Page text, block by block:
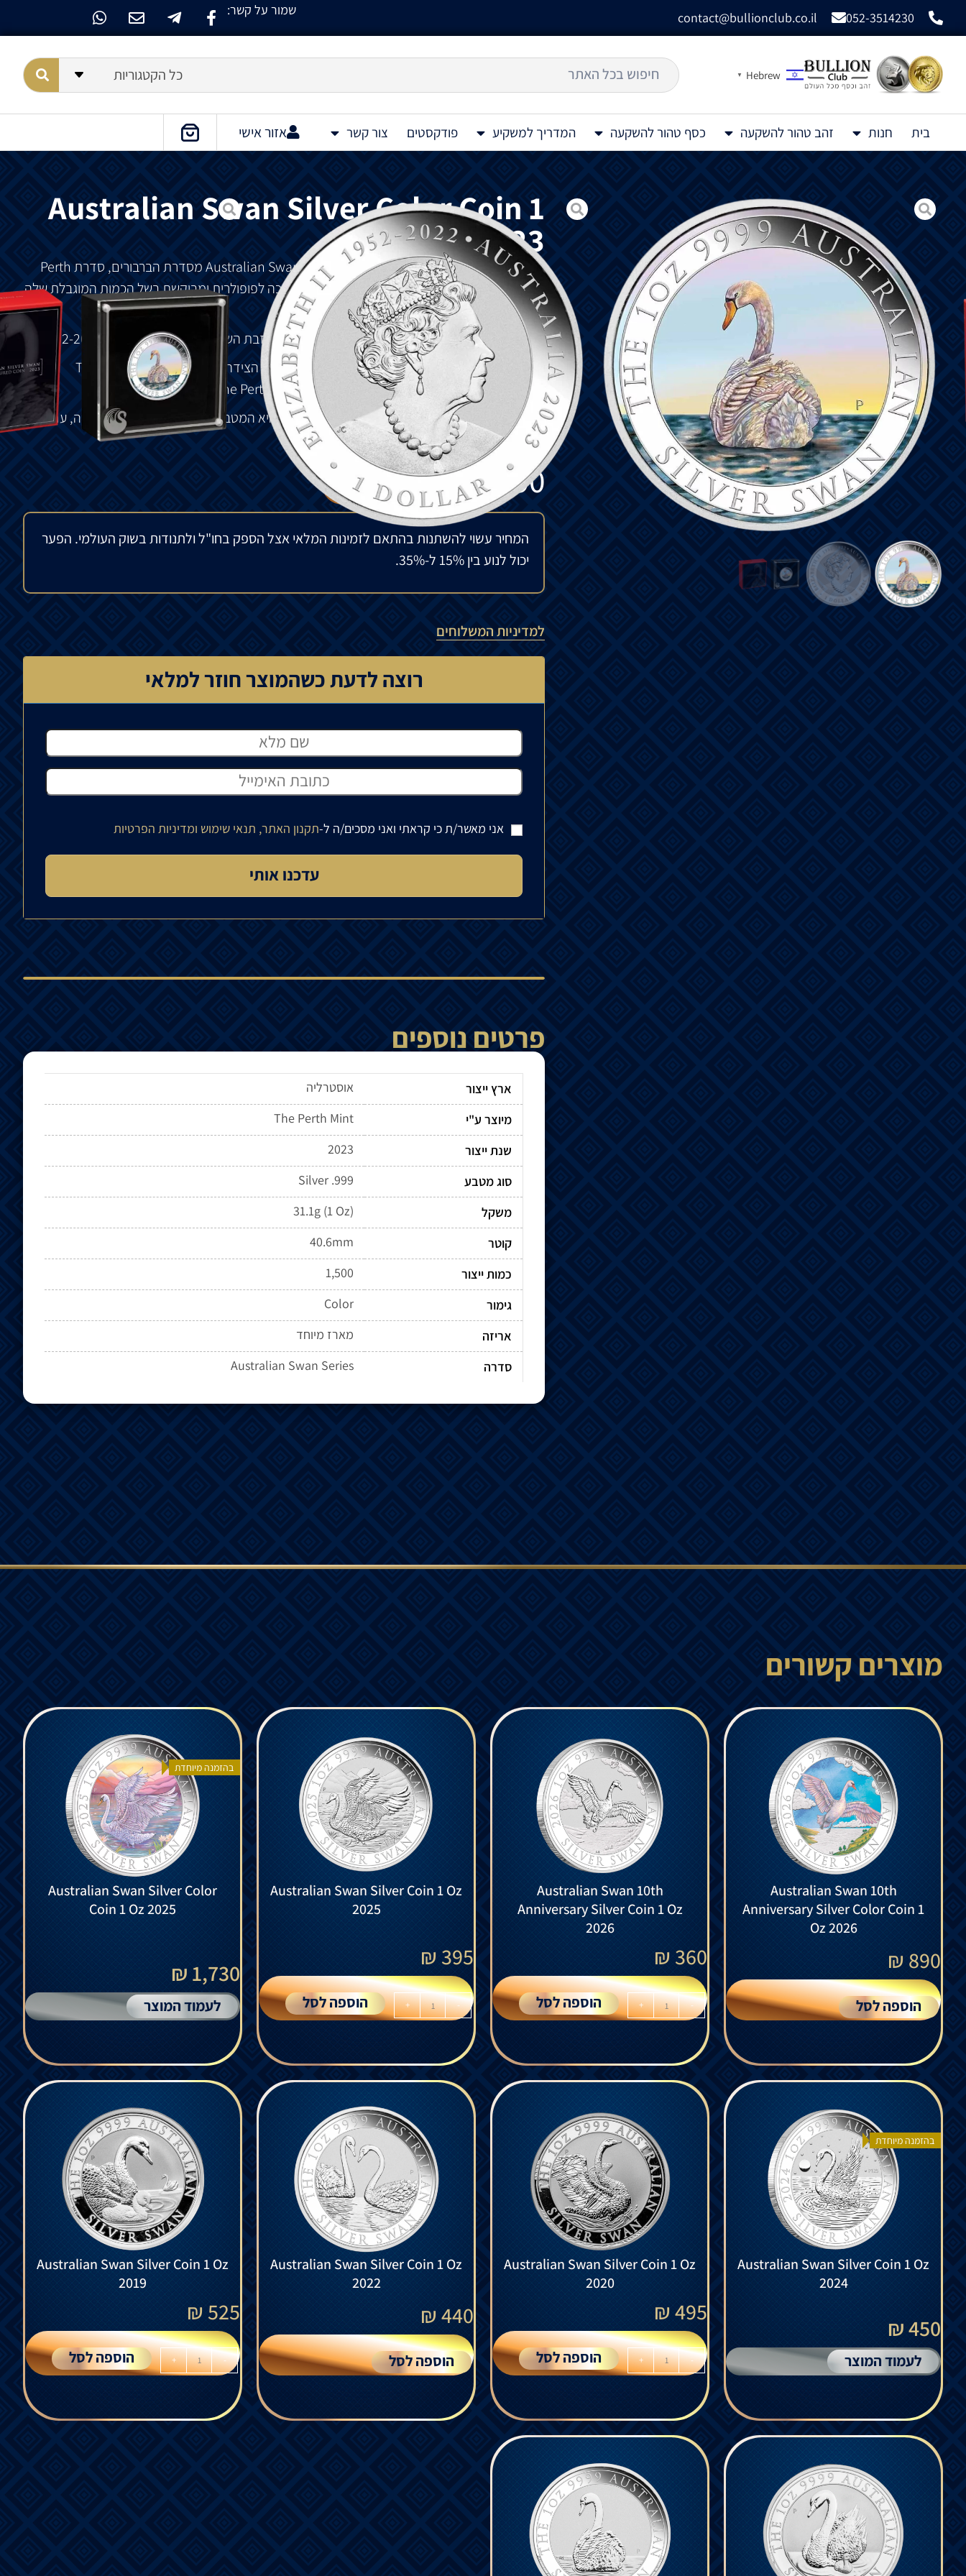
052-3514230
contact@bullionclub.co.il שמור על קשר:
Hebrew
▼ כל הקטגוריות
בית חנות זהב טהור להשקעה כסף טהור להשקעה המדריך למשקיע פודקסטים צור קשר אזור אישי
Australian Swan Silver Color Coin 1
Oz 2023
מטבעכסףברבורצבעוניAustralian Swan Colorized 1 Oz 2023 מסדרתהברבורים, סדרתPerth
Mint Swan,
הושקהלראשונהבשנת 2017, ומאז הפכהלפופולריתומבוקשתבשלהכמותהמוגבלתשלה
והעיצובים
הייחודייםהמשתניםמדישנה
חזית
המטבעמציג אתהודמלכותההמנוחה המלכה אליזבתהשנייה שנותמלכותה
המטבעמציג עלפניהמים,מטה אתצווארו הצידה, הכיתוב “The 1 oz 9999
Australian Silver Swan”
וסימןהמנטה של
The Perth Mint.
מנטה
ממוקם לאורך נהר הסוואן מנטהפרת ‘היאהמטבעההוותיקה באוסטרליה,עם
הסטנדרטיםהגבוהים ביותר.
790
₪ להזמנה מיוחדת
המחיר עשוי להשתנות בהתאם לזמינות המלאי אצל הספק בחו"ל ולתנודות בשוק העולמי. הפער
יכול לנוע בין 15% ל-35%.
למדיניות המשלוחים
רוצה לדעת כשהמוצר חוזר למלאי
אני מאשר/ת כי קראתי ואני מסכים/ה ל-תקנון האתר, תנאי שימוש ומדיניות הפרטיות
פרטים נוספים
ארץ ייצור
אוסטרליה
מיוצר ע"י
The Perth Mint
שנת ייצור
2023
סוג מטבע
Silver .999
משקל
31.1g (1 Oz)
קוטר
40.6mm
כמות ייצור
1,500
גימור
Color
אריזה
מארז מיוחד
סדרה
Australian Swan Series
מוצרים קשורים
Australian Swan 10th
Anniversary Silver Color Coin 1
Oz 2026
890
₪
הוספה לסל
Australian Swan 10th
Anniversary Silver Coin 1 Oz
2026
360
₪
-
+ הוספה לסל
Australian Swan Silver Coin 1 Oz
2025
395
₪
-
+ הוספה לסל
בהזמנה מיוחדת
Australian Swan Silver Color
Coin 1 Oz 2025
1,730 ₪
לעמוד המוצר
בהזמנה מיוחדת
Australian Swan Silver Coin 1 Oz
2024
450 ₪
לעמוד המוצר
Australian Swan Silver Coin 1 Oz
2020
495
₪
-
+ הוספה לסל
Australian Swan Silver Coin 1 Oz
2022
440
₪
הוספה לסל
Australian Swan Silver Coin 1 Oz
2019
525
₪
-
+ הוספה לסל